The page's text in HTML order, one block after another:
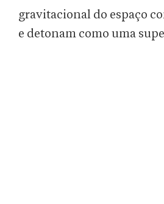
gravitacional do espaço
e detonam como uma